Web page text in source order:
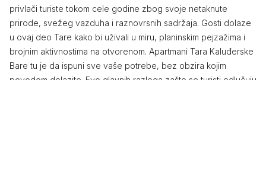
privlači turiste tokom cele godine zbog svoje netaknute
prirode, svežeg vazduha i raznovrsnih sadržaja. Gosti dolaze
u ovaj deo Tare kako bi uživali u miru, planinskim pejzažima i
brojnim aktivnostima na otvorenom. Apartmani Tara Kaluđerske
Bare tu je da ispuni sve vaše potrebe, bez obzira kojim
povodom dolazite. Evo glavnih razloga zašto se turisti odlučuju